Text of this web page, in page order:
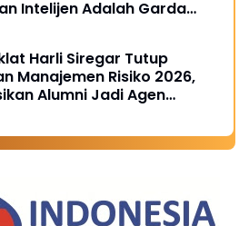
Intelijen Adalah Garda
Harli Siregar Tutup
Manajemen Risiko 2026,
Alumni Jadi Agen